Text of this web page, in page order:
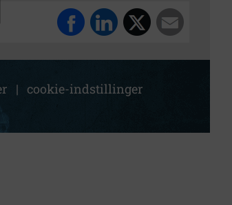
| cookie-indstillinger